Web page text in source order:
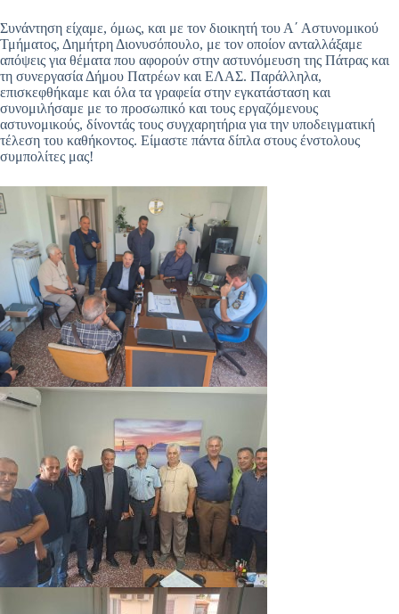
Συνάντηση είχαμε, όμως, και με τον διοικητή του Α΄ Αστυνομικού
Τμήματος, Δημήτρη Διονυσόπουλο, με τον οποίον ανταλλάξαμε
απόψεις για θέματα που αφορούν στην αστυνόμευση της Πάτρας και
τη συνεργασία Δήμου Πατρέων και ΕΛΑΣ. Παράλληλα,
επισκεφθήκαμε και όλα τα γραφεία στην εγκατάσταση και
συνομιλήσαμε με το προσωπικό και τους εργαζόμενους
αστυνομικούς, δίνοντάς τους συγχαρητήρια για την υποδειγματική
τέλεση του καθήκοντος. Είμαστε πάντα δίπλα στους ένστολους
συμπολίτες μας!